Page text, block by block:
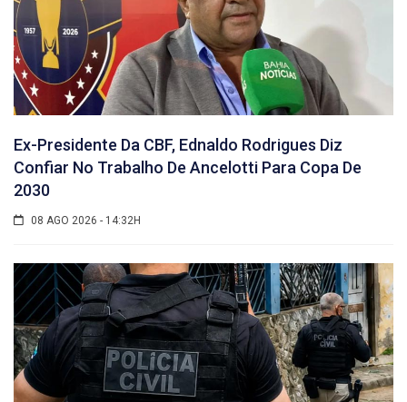
Ex-Presidente Da CBF, Ednaldo Rodrigues Diz
Confiar No Trabalho De Ancelotti Para Copa De
2030
08 AGO 2026 - 14:32H